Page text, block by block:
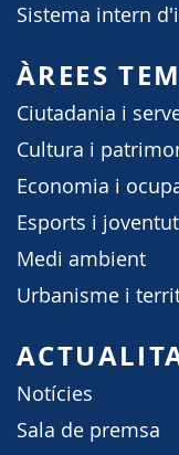
Sistema intern
ÀREES
Ciutadania i
Cultura i
Economia i
Esports i joventut
Medi ambient
Urbanisme i
Notícies
Sala de premsa